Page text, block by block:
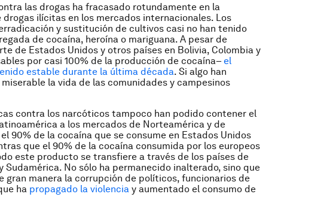
las drogas ha fracasado rotundamente en la
ilícitas en los mercados internacionales. Los
y sustitución de cultivos casi no han tenido
de cocaína, heroína o mariguana. A pesar de
de Estados Unidos y otros países en Bolivia, Colombia y
por casi 100% de la producción de cocaína– el
estable durante la última década. Si algo han
la vida de las comunidades y campesinos
contra los narcóticos tampoco han podido contener el
a los mercados de Norteamérica y de
90% de la cocaína que se consume en Estados Unidos
que el 90% de la cocaína consumida por los europeos
este producto se transfiere a través de los países de
Sudamérica. No sólo ha permanecido inalterado, sino que
gran manera la corrupción de políticos, funcionarios de
ha propagado la violencia y aumentado el consumo de